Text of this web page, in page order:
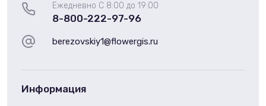
Ежедневно С 8:00 до 19:00
8-800-222-97-96
berezovskiy1@flowergis.ru
Информация